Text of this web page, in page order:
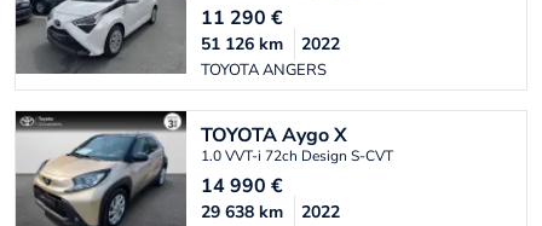
11 290 €
TOYOTA ANGERS
51 126 km 2022
TOYOTAAygo X
1.0 VVT-i 72ch Design S-CVT
14 990 €
29 638 km 2022